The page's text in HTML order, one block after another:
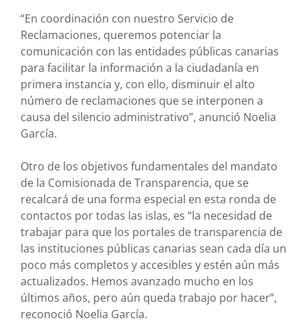
“En coordinación con nuestro Servicio de
Reclamaciones, queremos potenciar la
comunicación con las entidades públicas canarias
para facilitar la información a la ciudadanía en
primera instancia y, con ello, disminuir el alto
número de reclamaciones que se interponen a
causa del silencio administrativo”, anunció Noelia
García.
Otro de los objetivos fundamentales del mandato
de la Comisionada de Transparencia, que se
recalcará de una forma especial en esta ronda de
contactos por todas las islas, es “la necesidad de
trabajar para que los portales de transparencia de
las instituciones públicas canarias sean cada día un
poco más completos y accesibles y estén aún más
actualizados. Hemos avanzado mucho en los
últimos años, pero aún queda trabajo por hacer”,
reconoció Noelia García.